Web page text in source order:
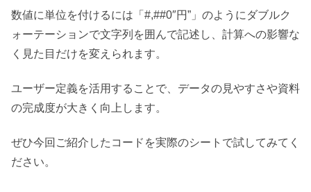
数値に単位を付けるには「#,##0″円”」のようにダブルク
ォーテーションで文字列を囲んで記述し、計算への影響な
く見た目だけを変えられます。
ユーザー定義を活用することで、データの見やすさや資料
の完成度が大きく向上します。
ぜひ今回ご紹介したコードを実際のシートで試してみてく
ださい。